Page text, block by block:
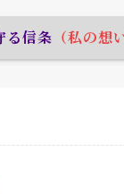
る信条 （私の想